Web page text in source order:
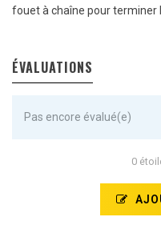
fouet à chaîne pour terminer
ÉVALUATIONS
Pas encore évalué(e)
0